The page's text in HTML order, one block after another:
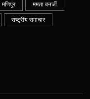
मणिपुर ममता बनर्जी
राष्ट्रीय समाचार